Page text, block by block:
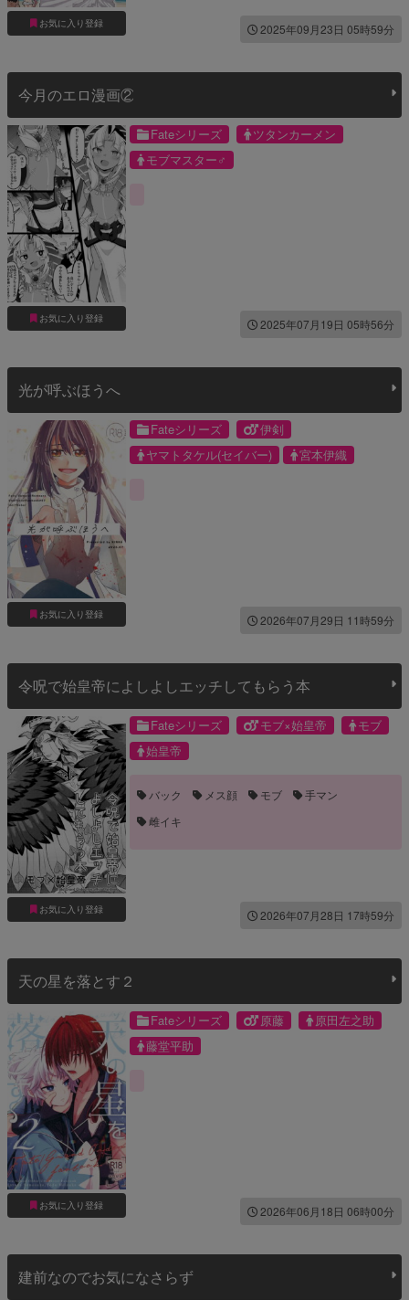
お気に入り登録 2025年09月23日 05時59分
今月のエロ漫画②
お気に入り登録
Fateシリーズ
ツタンカーメン
モブマスター♂
2025年07月19日 05時56分
光が呼ぶほうへ
お気に入り登録
Fateシリーズ
伊剣
ヤマトタケル(セイバー)
宮本伊織
2026年07月29日 11時59分
令呪で始皇帝によしよしエッチしてもらう本
お気に入り登録
Fateシリーズ モブ×始皇帝
モブ
始皇帝
バック メス顔 モブ
手マン
雌イキ
2026年07月28日 17時59分
天の星を落とす２
お気に入り登録
Fateシリーズ 原藤
原田左之助
藤堂平助
2026年06月18日 06時00分
建前なのでお気になさらず